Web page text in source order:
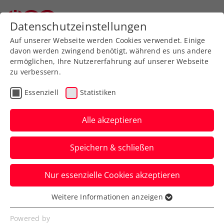
Aktuelle News
News filtern
Datenschutzeinstellungen
Auf unserer Webseite werden Cookies verwendet. Einige
davon werden zwingend benötigt, während es uns andere
ermöglichen, Ihre Nutzererfahrung auf unserer Webseite
zu verbessern.
Essenziell Statistiken
Alle akzeptieren
Speichern & schließen
Nur essenzielle Cookies akzeptieren
Essenziell
Essenzielle Cookies werden für grundlegende
Weitere Informationen anzeigen
Powered by